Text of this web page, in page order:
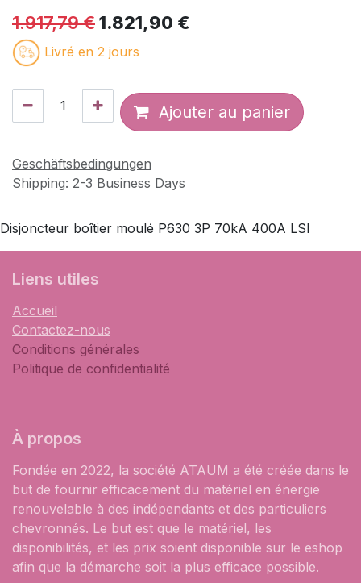
1.917,79€1.821,90 €
Livré en 2 jours
Ajouter au panier
Geschäftsbedingungen
Shipping: 2-3 Business Days
Disjoncteur boîtier moulé P630 3P 70kA 400A LSI
Liens utiles
Accueil
Contactez-nous
Conditions générales
Politique de confidentialité
À propos
Fondée en 2022, la société ATAUM a été créée dans le
but de fournir efficacement du matériel en énergie
renouvelable à des indépendants et des particuliers
chevronnés. Le but est que le matériel, les
disponibilités, et les prix soient disponible sur le eshop
afin que la démarche soit la plus efficace possible.